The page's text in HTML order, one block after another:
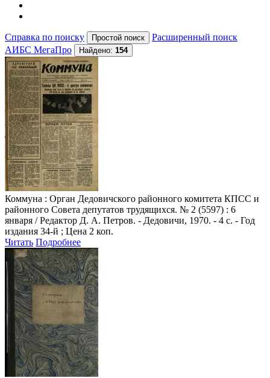
Справка по поиску
Расширенный поиск
АИБС МегаПро
Найдено: 154
Коммуна : Орган Дедовичского районного комитета КПСС и
районного Совета депутатов трудящихся. № 2 (5597) : 6
января / Редактор Д. А. Петров. - Дедовичи, 1970. - 4 с. - Год
издания 34-й ; Цена 2 коп.
Читать Подробнее